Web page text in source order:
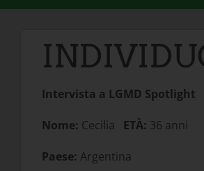
Intervista a LGMD Spotlight
Nome: Cecilia ETÀ: 36 anni
Paese: Argentina